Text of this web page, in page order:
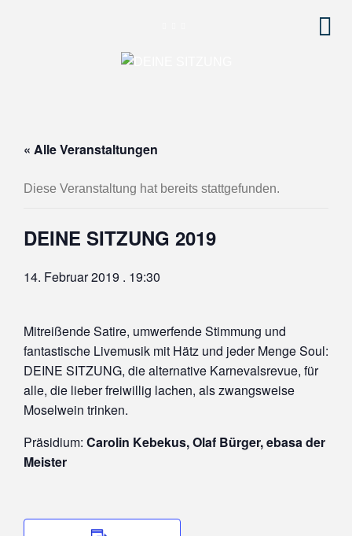
« Alle Veranstaltungen
Diese Veranstaltung hat bereits stattgefunden.
DEINE SITZUNG 2019
14. Februar 2019 . 19:30
Mitreißende Satire, umwerfende Stimmung und
fantastische Livemusik mit Hätz und jeder Menge Soul:
DEINE SITZUNG, die alternative Karnevalsrevue, für
alle, die lieber freiwillig lachen, als zwangsweise
Moselwein trinken.
Präsidium: Carolin Kebekus, Olaf Bürger, ebasa der
Meister